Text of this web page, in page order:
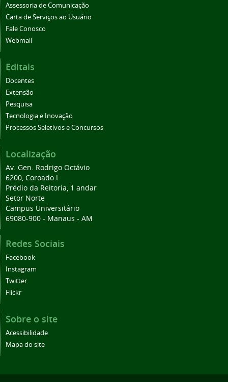
Assessoria de Comunicação
Carta de Serviços ao Usuário
Fale Conosco
Webmail
Editais
Docentes
Extensão
Pesquisa
Tecnologia e Inovação
Processos Seletivos e Concursos
Localização
Av. Gen. Rodrigo Octávio
6200, Coroado I
Prédio da Reitoria, 1 andar
Setor Norte
Campus Universitário
69080-900 - Manaus - AM
Redes Sociais
Facebook
Instagram
Twitter
Flickr
Sobre o site
Acessibilidade
Mapa do site